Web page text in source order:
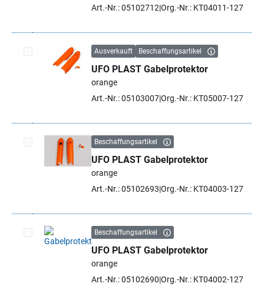
Art.-Nr.: 05102712 Org.-Nr.: KT04011-127
Artikel auswählen
Ausverkauft Beschaffungsartikel
UFO PLAST Gabelprotektor
orange
Art.-Nr.: 05103007Org.-Nr.: KT05007-127
Artikel auswählen
Beschaffungsartikel
UFO PLAST Gabelprotektor
orange
Art.-Nr.: 05102693 Org.-Nr.: KT04003-127
Artikel auswählen
Beschaffungsartikel
UFO PLAST Gabelprotektor
orange
Art.-Nr.: 05102690 Org.-Nr.: KT04002-127